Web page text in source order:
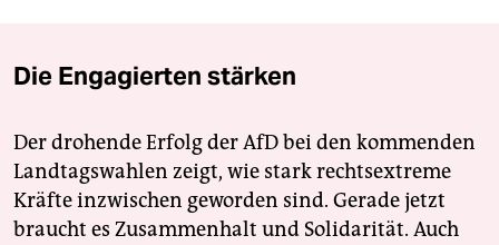
Die Engagierten stärken
Der drohende Erfolg der AfD bei den kommenden
Landtagswahlen zeigt, wie stark rechtsextreme
Kräfte inzwischen geworden sind. Gerade jetzt
braucht es Zusammenhalt und Solidarität. Auch